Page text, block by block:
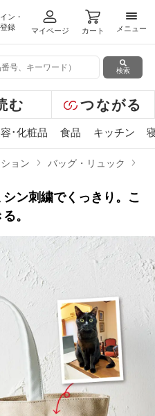
ン・
録
マイページ カート
メニ
メニュー
検索
む つながる
･化粧品 食品 キッチン
ョン バッグ・リュック
ン刺繍でくっきり。こ
。